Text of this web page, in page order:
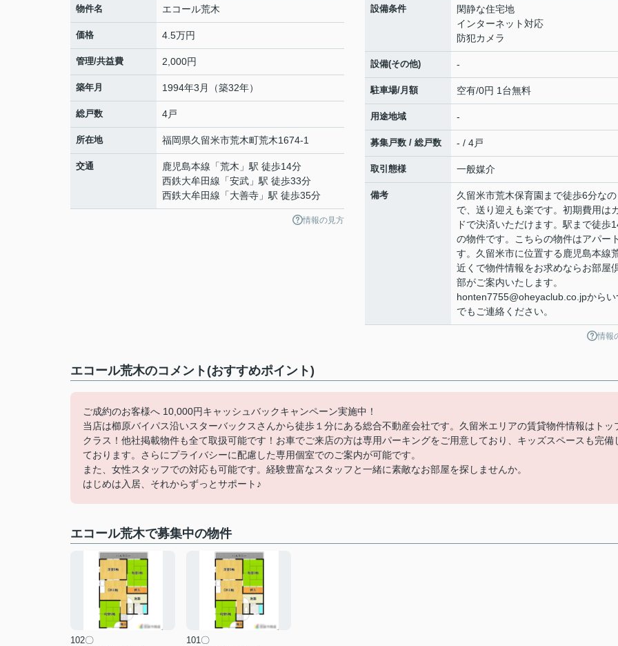
物件名 エコール荒木
価格 4.5万円
管理/共益費 2,000円
築年月 1994年3月（築32年）
総戸数 4戸
所在地 福岡県久留米市荒木町荒木1674-1
交通 鹿児島本線 「荒木 」駅 徒歩14分
西鉄大牟田線 「安武 」駅 徒歩33分
西鉄大牟田線 「大善寺 」駅 徒歩35分
情報の見方
設備条件
閑静な住宅地
インターネット対応
防犯カメラ
設備(その他) -
駐車場/月額 空有/0円 1台無料
用途地域 -
募集戸数 / 総戸数 - / 4戸
取引態様 一般媒介
備考
久留米市荒木保育園まで徒歩6分なの
で、送り迎えも楽です。初期費用は
ドで決済いただけます。駅まで徒歩
の物件です。こちらの物件はアパー
す。久留米市に位置する鹿児島本線
近くで物件情報をお求めならお部屋
部がご案内いたします。
honten7755@oheyaclub.co.jpからい
でもご連絡ください。
情報
エコール荒木のコメント(おすすめポイント)
ご成約のお客様へ 10,000円キャッシュバックキャンペーン実施中！
当店は櫛原バイパス沿いスターバックスさんから徒歩１分にある総合不動産会社です。久留米エリアの賃貸物件情報はトッ
クラス！他社掲載物件も全て取扱可能です！お車でご来店の方は専用パーキングをご用意しており、キッズスペースも完備
ております。さらにプライバシーに配慮した専用個室でのご案内が可能です。
また、女性スタッフでの対応も可能です。経験豊富なスタッフと一緒に素敵なお部屋を探しませんか。
はじめは入居、それからずっとサポート♪
エコール荒木で募集中の物件
102〇
101〇